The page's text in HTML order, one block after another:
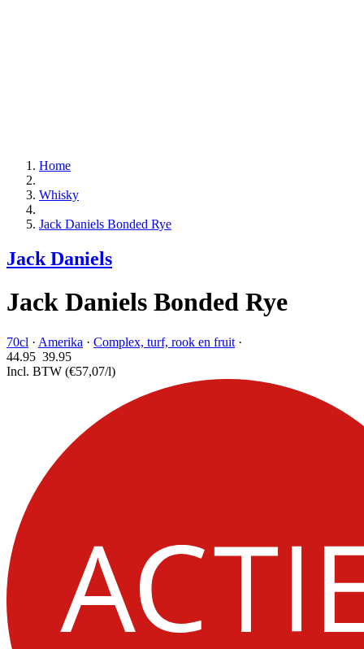
Home
Whisky
Jack Daniels Bonded Rye
Jack Daniels
Jack Daniels Bonded Rye
70cl · Amerika · Complex, turf, rook en fruit ·
44.95 39.95
Incl. BTW (€57,07/l)